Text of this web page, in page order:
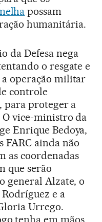
possam
humanitária.
da Defesa nega
o resgate e
operação militar
controle
para proteger a
O vice-ministro da
Enrique Bedoya,
FARC ainda não
as coordenadas
que serão
general Alzate, o
e a
Urrego.
tenha em mãos